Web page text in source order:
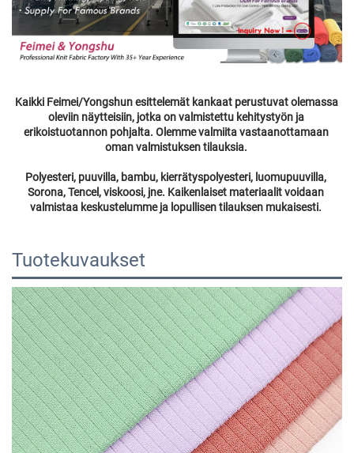
Kaikki Feimei/Yongshun esittelemät kankaat perustuvat olemassa
oleviin näytteisiin, jotka on valmistettu kehitystyön ja
erikoistuotannon pohjalta. Olemme valmiita vastaanottamaan
oman valmistuksen tilauksia.
Polyesteri, puuvilla, bambu, kierrätyspolyesteri, luomupuuvilla,
Sorona, Tencel, viskoosi, jne. Kaikenlaiset materiaalit voidaan
valmistaa keskustelumme ja lopullisen tilauksen mukaisesti.
Tuotekuvaukset